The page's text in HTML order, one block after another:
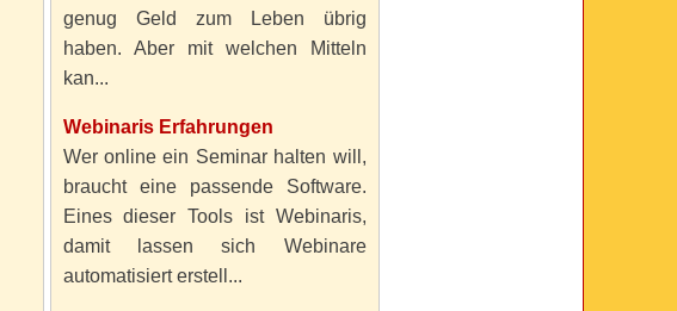
genug Geld zum Leben übrig
haben. Aber mit welchen Mitteln
kan...
Webinaris Erfahrungen
Wer online ein Seminar halten will,
braucht eine passende Software.
Eines dieser Tools ist Webinaris,
damit lassen sich Webinare
automatisiert erstell...